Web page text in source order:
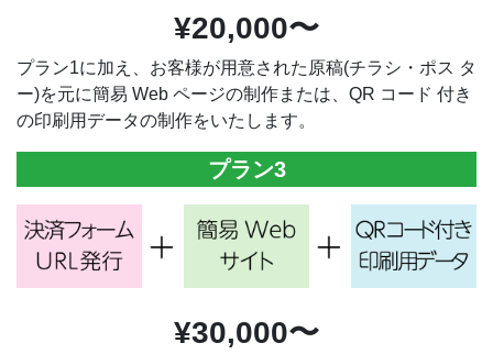
¥20,000〜
プラン1に加え、お客様が用意された原稿(チラシ・ポス タ
ー)を元に簡易 Web ページの制作または、QR コード 付き
の印刷用データの制作をいたします。
プラン3
¥30,000〜